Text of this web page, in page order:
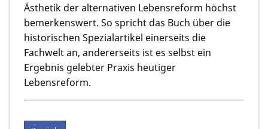
Ästhetik der alternativen Lebensreform höchst
bemerkenswert. So spricht das Buch über die
historischen Spezialartikel einerseits die
Fachwelt an, andererseits ist es selbst ein
Ergebnis gelebter Praxis heutiger
Lebensreform.